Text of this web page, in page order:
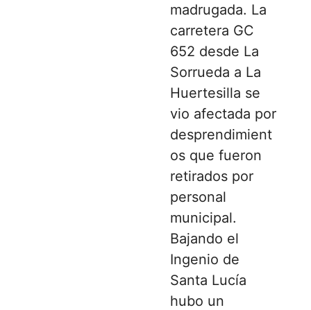
madrugada. La
carretera GC
652 desde La
Sorrueda a La
Huertesilla se
vio afectada por
desprendimient
os que fueron
retirados por
personal
municipal.
Bajando el
Ingenio de
Santa Lucía
hubo un